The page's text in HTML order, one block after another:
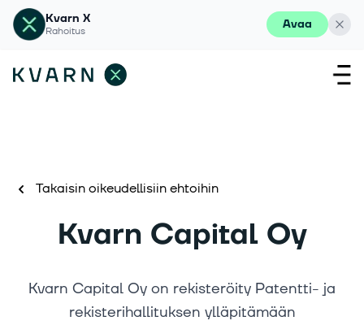
Kvarn X
Rahoitus Avaa
Takaisin oikeudellisiin ehtoihin
Kvarn Capital Oy
Kvarn Capital Oy on rekisteröity Patentti- ja
rekisterihallituksen ylläpitämään